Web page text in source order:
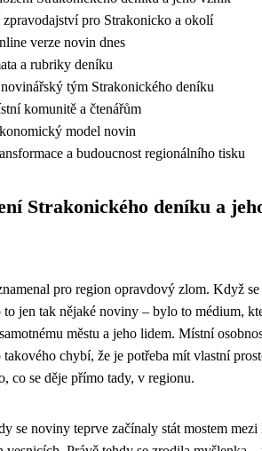
pro Strakonicko a okolí
verze novin dnes
a rubriky deníku
tým Strakonického deníku
komunitě a čtenářům
model novin
a budoucnost regionálního tisku
Strakonického deníku a
pro region opravdový zlom. Když se
jen tak nějaké noviny – bylo to médium,
městu a jeho lidem. Místní
chybí, že je potřeba mít vlastní
co se děje přímo tady, v regionu.
se noviny teprve začínaly stát mostem